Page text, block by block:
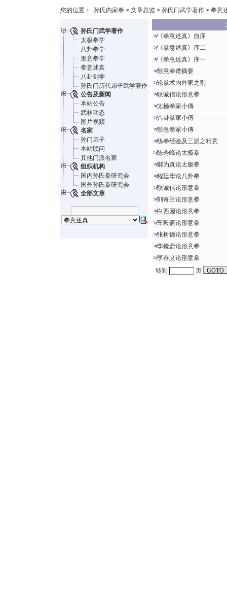
您的位置： 孙氏内家拳 > 文章总览 > 孙氏门武学著作 > 拳意
孙氏门武学著作
太极拳学
八卦拳学
形意拳学
拳意述真
八卦剑学
孙氏门历代弟子武学著作
公告及新闻
本站公告
武林动态
图片视频
名家
孙门弟子
本站顾问
其他门派名家
组织机构
国内孙氏拳研究会
国外孙氏拳研究会
全部文章
≯《拳意述真》自序
≯《拳意述真》序二
≯《拳意述真》序一
≯形意拳谱摘要
≯论拳术内外家之别
≯耿诚信论形意拳
≯太極拳家小傳
≯八卦拳家小傳
≯形意拳家小傳
≯练拳经验及三派之精意
≯陈秀峰论太极拳
≯郝为真论太极拳
≯程廷华论八卦拳
≯耿诚信论形意拳
≯刘奇兰论形意拳
≯白西园论形意拳
≯车毅斋论形意拳
≯张树德论形意拳
≯李镜斋论形意拳
≯李存义论形意拳
转到
页